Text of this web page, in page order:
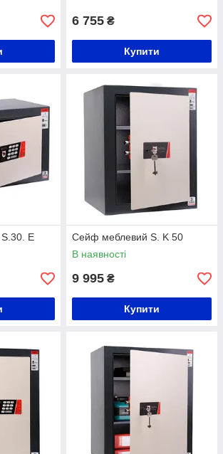
6 755 ₴
Купити
Е
Сейф меблевий S. K 50
В наявності
9 995 ₴
Купити